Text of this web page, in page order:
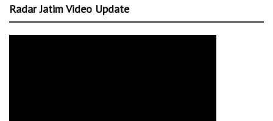
Radar Jatim Video Update